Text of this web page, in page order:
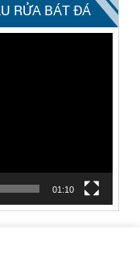
RỬA BÁT ĐÁ
01:10